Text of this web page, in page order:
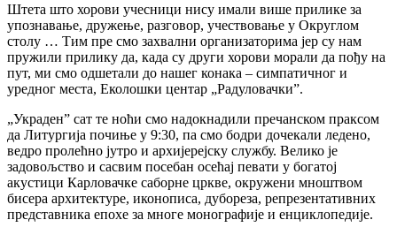
Штета што хорови учесници нису имали више прилике за
упознавање, дружење, разговор, учествовање у Округлом
столу … Тим пре смо захвални организаторима јер су нам
пружили прилику да, када су други хорови морали да пођу на
пут, ми смо одшетали до нашег конака – симпатичног и
уредног места, Еколошки центар „Радуловачки”.
„Украден” сат те ноћи смо надокнадили пречанском праксом
да Литургија почиње у 9:30, па смо бодри дочекали ледено,
ведро пролећно јутро и архијерејску службу. Велико је
задовољство и сасвим посебан осећај певати у богатој
акустици Карловачке саборне цркве, окружени мноштвом
бисера архитектуре, иконописа, дубореза, репрезентативних
представника епохе за многе монографије и енциклопедије.